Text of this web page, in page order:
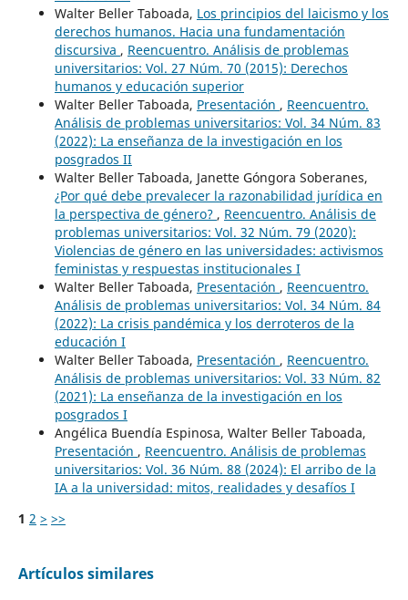
Walter Beller Taboada, Los principios del laicismo y los
derechos humanos. Hacia una fundamentación
discursiva , Reencuentro. Análisis de problemas
universitarios: Vol. 27 Núm. 70 (2015): Derechos
humanos y educación superior
Walter Beller Taboada, Presentación , Reencuentro.
Análisis de problemas universitarios: Vol. 34 Núm. 83
(2022): La enseñanza de la investigación en los
posgrados II
Walter Beller Taboada, Janette Góngora Soberanes,
¿Por qué debe prevalecer la razonabilidad jurídica en
la perspectiva de género? , Reencuentro. Análisis de
problemas universitarios: Vol. 32 Núm. 79 (2020):
Violencias de género en las universidades: activismos
feministas y respuestas institucionales I
Walter Beller Taboada, Presentación , Reencuentro.
Análisis de problemas universitarios: Vol. 34 Núm. 84
(2022): La crisis pandémica y los derroteros de la
educación I
Walter Beller Taboada, Presentación , Reencuentro.
Análisis de problemas universitarios: Vol. 33 Núm. 82
(2021): La enseñanza de la investigación en los
posgrados I
Angélica Buendía Espinosa, Walter Beller Taboada,
Presentación , Reencuentro. Análisis de problemas
universitarios: Vol. 36 Núm. 88 (2024): El arribo de la
IA a la universidad: mitos, realidades y desafíos I
1 2 > >>
Artículos similares